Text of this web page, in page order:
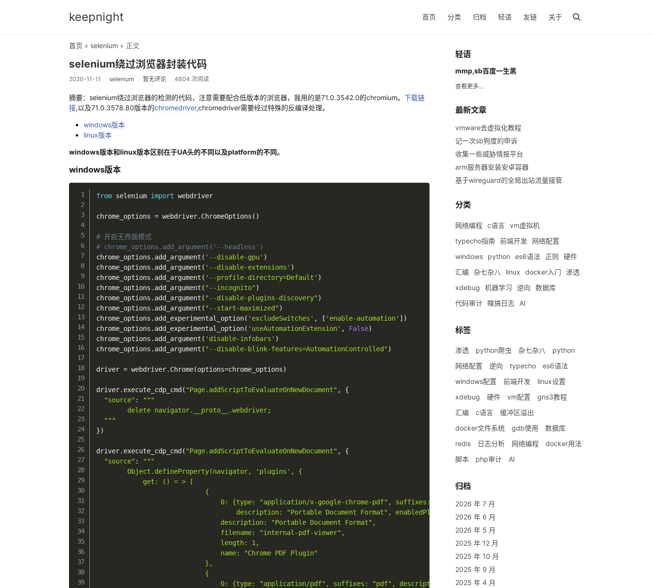
keepnight 首页 分类 归档 轻语 友链 关于
首页 » selenium » 正文
selenium绕过浏览器封装代码
2020-11-11 selenium 暂无评论 4804 次阅读
摘要：selenium绕过浏览器的检测的代码，注意需要配合低版本的浏览器，我用的是71.0.3542.0的chromium。 下载链
接,以及71.0.3578.80版本的chromedriver,chromedriver需要经过特殊的反编译处理。
windows版本
linux版本
windows版本和linux版本区别在于UA头的不同以及platform的不同。
windows版本
from selenium import webdriver
chrome_options = webdriver. ChromeOptions ( )
# 开启无界面模式
# chrome_options.add_argument('--headless')
chrome_options . add_argument ( '--disable-gpu' )
chrome_options . add_argument ( '--disable-extensions' )
chrome_options . add_argument ( '--profile-directory=Default' )
chrome_options . add_argument ( "--incognito")
chrome_options . add_argument ( "--disable-plugins-discovery")
chrome_options . add_argument ( "--start-maximized")
chrome_options . add_experimental_option( 'excludeSwitches' , [ 'enable-automation' ] )
chrome_options . add_experimental_option( 'useAutomationExtension' , False)
chrome_options . add_argument ( 'disable-infobars' )
chrome_options . add_argument ( "--disable-blink-features=AutomationControlled")
driver = webdriver. Chrome(options=chrome_options)
driver. execute_cdp_cmd ( "Page.addScriptToEvaluateOnNewDocument" ,
{
"source" :
"""
        delete navigator.__proto__.webdriver;
  """
})
driver. execute_cdp_cmd ( "Page.addScriptToEvaluateOnNewDocument" ,
{
"source" :
"""
        Object.defineProperty(navigator, 'plugins', {
            get: () = > [
                            {
                                0: {type: "application/x-google-chrome-pdf", suffixes: "pdf",
                                    description: "Portable Document Format", enabledPlugin: Plugin},
                                description: "Portable Document Format",
                                filename: "internal-pdf-viewer",
                                length: 1,
                                name: "Chrome PDF Plugin"
                            },
                            {
                                0: {type: "application/pdf", suffixes: "pdf", description: "", enabledPlugin: Plugin},
轻语
mmp,sb百度一生黑
查看更多...
最新文章
vmware去虚拟化教程
记一次sb狗度的申诉
收集一些威胁情报平台
arm服务器安装安卓容器
基于wireguard的全局出站流量接管
分类
网络编程 c语言 vm虚拟机
typecho指南 前端开发
网络配置
windows
python es6语法 正则
硬件
汇编
杂七杂八 linux docker入门
渗透
xdebug
机器学习 逆向
数据库
代码审计
瞎搞日志 AI
标签
渗透 python爬虫 杂七杂八
python
网络配置
逆向 typecho
es6语法
windows配置
前端开发
linux设置
xdebug
硬件 vm配置
gns3教程
汇编
c语言
缓冲区溢出
docker文件系统
gdb使用
数据库
redis
日志分析 网络编程
docker用法
脚本
php审计 AI
归档
2026 年 7 月
2026 年 6 月
2026 年 5 月
2025 年 12 月
2025 年 10 月
2025 年 9 月
2025 年 4 月